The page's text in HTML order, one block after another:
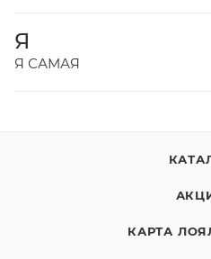
Я
Я САМАЯ
КАРТА